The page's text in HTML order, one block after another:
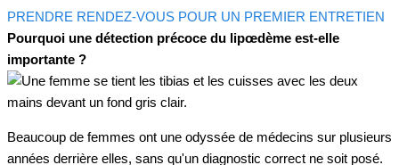
PRENDRE RENDEZ-VOUS POUR UN PREMIER ENTRETIEN
Pourquoi une détection précoce du lipœdème est-elle
importante ?
Beaucoup de femmes ont une odyssée de médecins sur plusieurs
années derrière elles, sans qu'un diagnostic correct ne soit posé.